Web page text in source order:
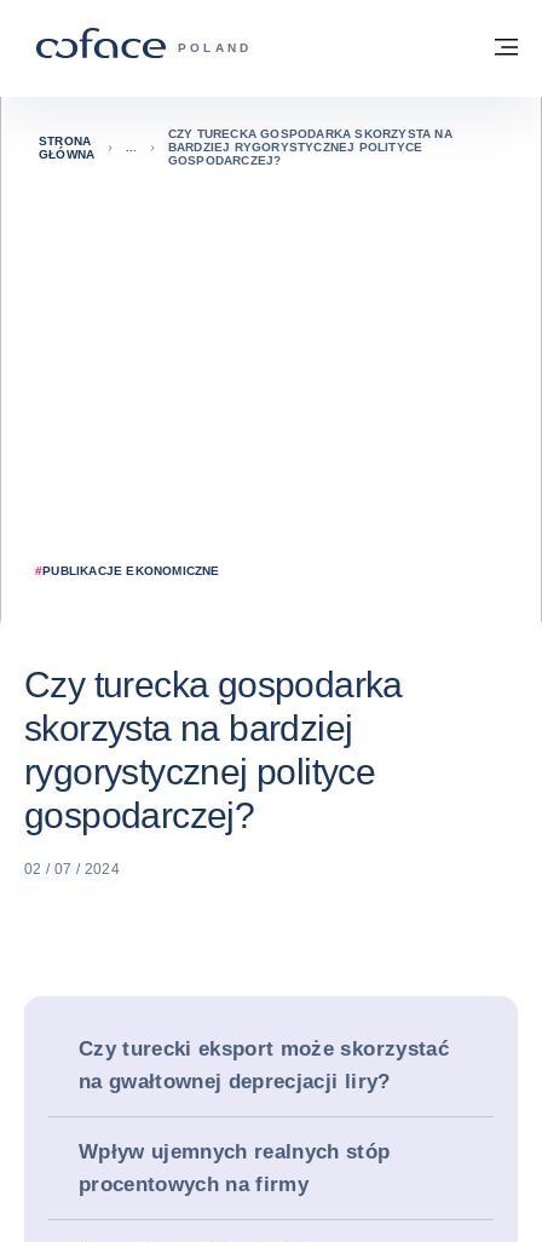
COFACE FOR TRADE - STRONA
POLAND
Powrót do strony głównej
#PUBLIKACJE EKONOMICZNE
STRONA
GŁÓWNA
CZY TURECKA GOSPODARKA SKORZYSTA NA
BARDZIEJ RYGORYSTYCZNEJ POLITYCE
GOSPODARCZEJ?
Czy turecka gospodarka
skorzysta na bardziej
rygorystycznej polityce
gospodarczej?
02 / 07 / 2024
Czy turecki eksport może skorzystać
na gwałtownej deprecjacji liry?
Wpływ ujemnych realnych stóp
procentowych na firmy